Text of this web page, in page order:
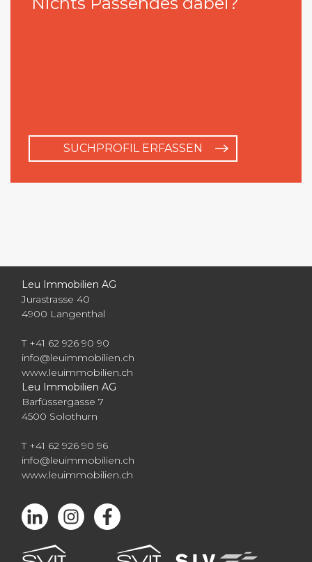
SUCHPROFIL ERFASSEN
Leu Immobilien AG
Jurastrasse 40
4900 Langenthal
T +41 62 926 90 90
info@leuimmobilien.ch
www.leuimmobilien.ch
Leu Immobilien AG
Barfüssergasse 7
4500 Solothurn
T +41 62 926 90 96
info@leuimmobilien.ch
www.leuimmobilien.ch